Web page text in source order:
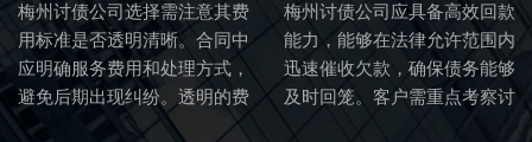
梅州讨债公司选择需注意其费
用标准是否透明清晰。合同中
应明确服务费用和处理方式，
避免后期出现纠纷。透明的费
用标准也体现了讨债公司的诚
梅州讨债公司应具备高效回款
能力，能够在法律允许范围内
迅速催收欠款，确保债务能够
及时回笼。客户需重点考察讨